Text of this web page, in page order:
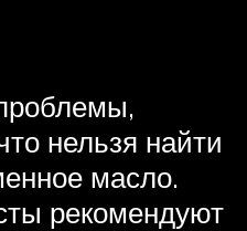
нельзя найти
масло.
рекомендуют